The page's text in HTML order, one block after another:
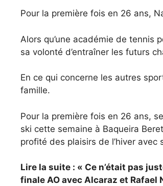
Pour la première fois en 26 ans,
Alors qu’une académie de tennis
sa volonté d’entraîner les futurs
En ce qui concerne les autres
famille.
Pour la première fois en 26 ans,
ski cette semaine à Baqueira
profité des plaisirs de l’hiver
Lire la suite : « Ce n’était pas
finale AO avec Alcaraz et Rafael